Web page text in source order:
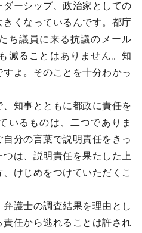
ーシップ、政治家としての
くなっているんです。都庁
ち議員に来る抗議のメール
減ることはありません。知
よ。そのことを十分わかっ
知事とともに都政に責任を
いるものは、二つでありま
分の言葉で説明責任をきっ
は、説明責任を果たした上
けじめをつけていただくこ
護士の調査結果を理由とし
任から逃れることは許され